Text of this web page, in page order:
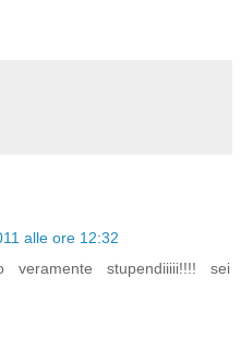
alle ore 12:32
stupendiiiii!!!! sei